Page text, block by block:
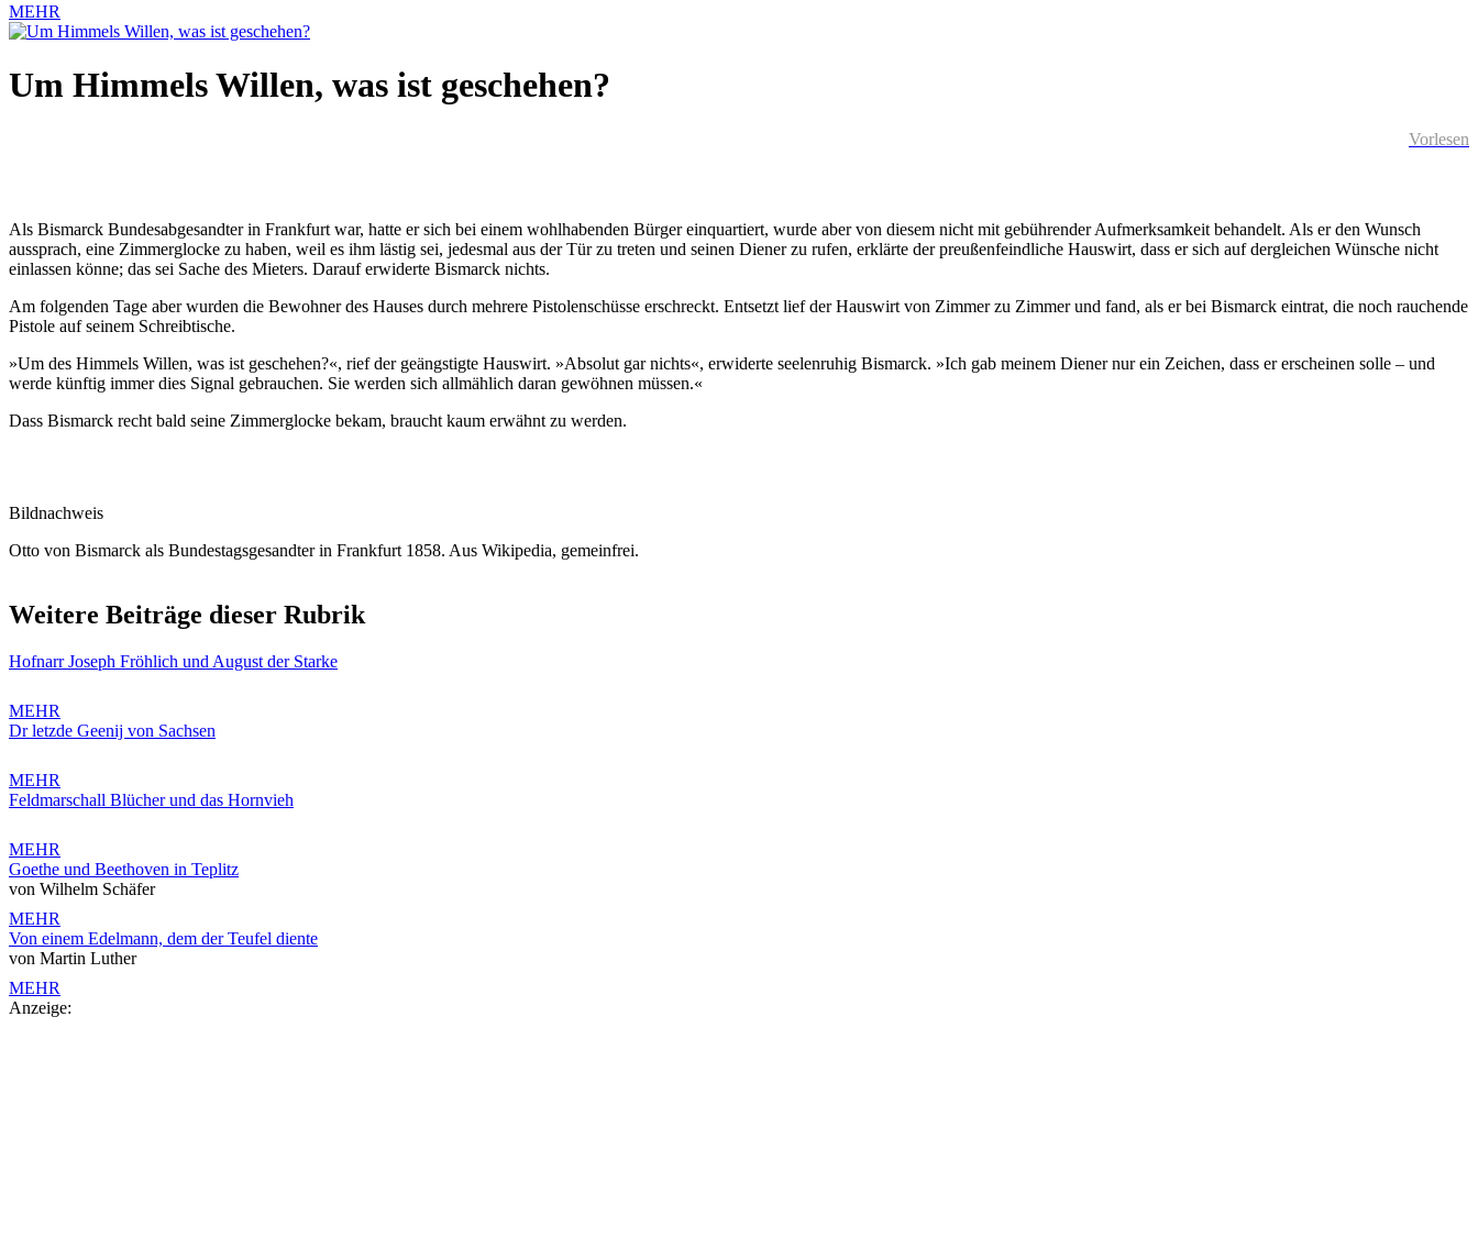
MEHR
Um Himmels Willen, was ist geschehen?
Vorlesen
Als Bismarck Bundesabgesandter in Frankfurt war, hatte er sich bei einem wohlhabenden Bürger einquartiert, wurde aber von diesem nicht mit gebührender Aufmerksamkeit behandelt. Als er den Wunsch
aussprach, eine Zimmerglocke zu haben, weil es ihm lästig sei, jedesmal aus der Tür zu treten und seinen Diener zu rufen, erklärte der preußenfeindliche Hauswirt, dass er sich auf dergleichen Wünsche nicht
einlassen könne; das sei Sache des Mieters. Darauf erwiderte Bismarck nichts.
Am folgenden Tage aber wurden die Bewohner des Hauses durch mehrere Pistolenschüsse erschreckt. Entsetzt lief der Hauswirt von Zimmer zu Zimmer und fand, als er bei Bismarck eintrat, die noch rauchende
Pistole auf seinem Schreibtische.
»Um des Himmels Willen, was ist geschehen?«, rief der geängstigte Hauswirt. »Absolut gar nichts«, erwiderte seelenruhig Bismarck. »Ich gab meinem Diener nur ein Zeichen, dass er erscheinen solle – und
werde künftig immer dies Signal gebrauchen. Sie werden sich allmählich daran gewöhnen müssen.«
Dass Bismarck recht bald seine Zimmerglocke bekam, braucht kaum erwähnt zu werden.
Bildnachweis
Otto von Bismarck als Bundestagsgesandter in Frankfurt 1858. Aus Wikipedia, gemeinfrei.
Weitere Beiträge dieser Rubrik
Hofnarr Joseph Fröhlich und August der Starke
MEHR
Dr letzde Geenij von Sachsen
MEHR
Feldmarschall Blücher und das Hornvieh
MEHR
Goethe und Beethoven in Teplitz
von Wilhelm Schäfer
MEHR
Von einem Edelmann, dem der Teufel diente
von Martin Luther
MEHR
Anzeige: